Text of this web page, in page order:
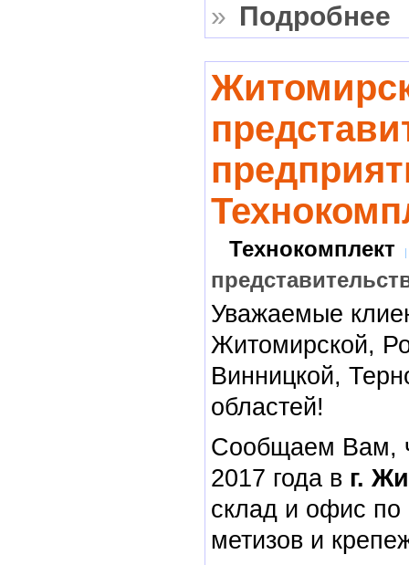
» Подробнее
Технокомплект
Уважаемые
Житомирской,
Винницкой,
областей!
Сообщаем Вам,
2017 года в г.
склад и офис
метизов и